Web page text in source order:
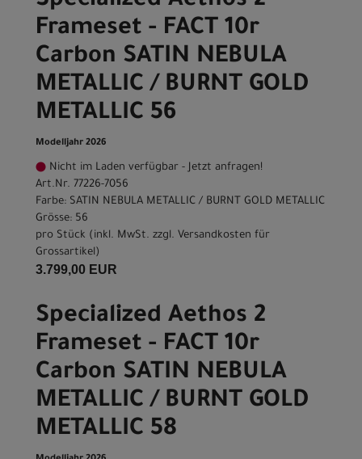
Frameset - FACT 10r
Carbon SATIN NEBULA
METALLIC / BURNT GOLD
METALLIC 56
Modelljahr 2026
Nicht im Laden verfügbar - Jetzt anfragen!
Art.Nr. 77226-7056
Farbe: SATIN NEBULA METALLIC / BURNT GOLD METALLIC
Grösse: 56
pro Stück (inkl. MwSt. zzgl. Versandkosten für
Grossartikel )
3.799,00 EUR
Specialized Aethos 2
Frameset - FACT 10r
Carbon SATIN NEBULA
METALLIC / BURNT GOLD
METALLIC 58